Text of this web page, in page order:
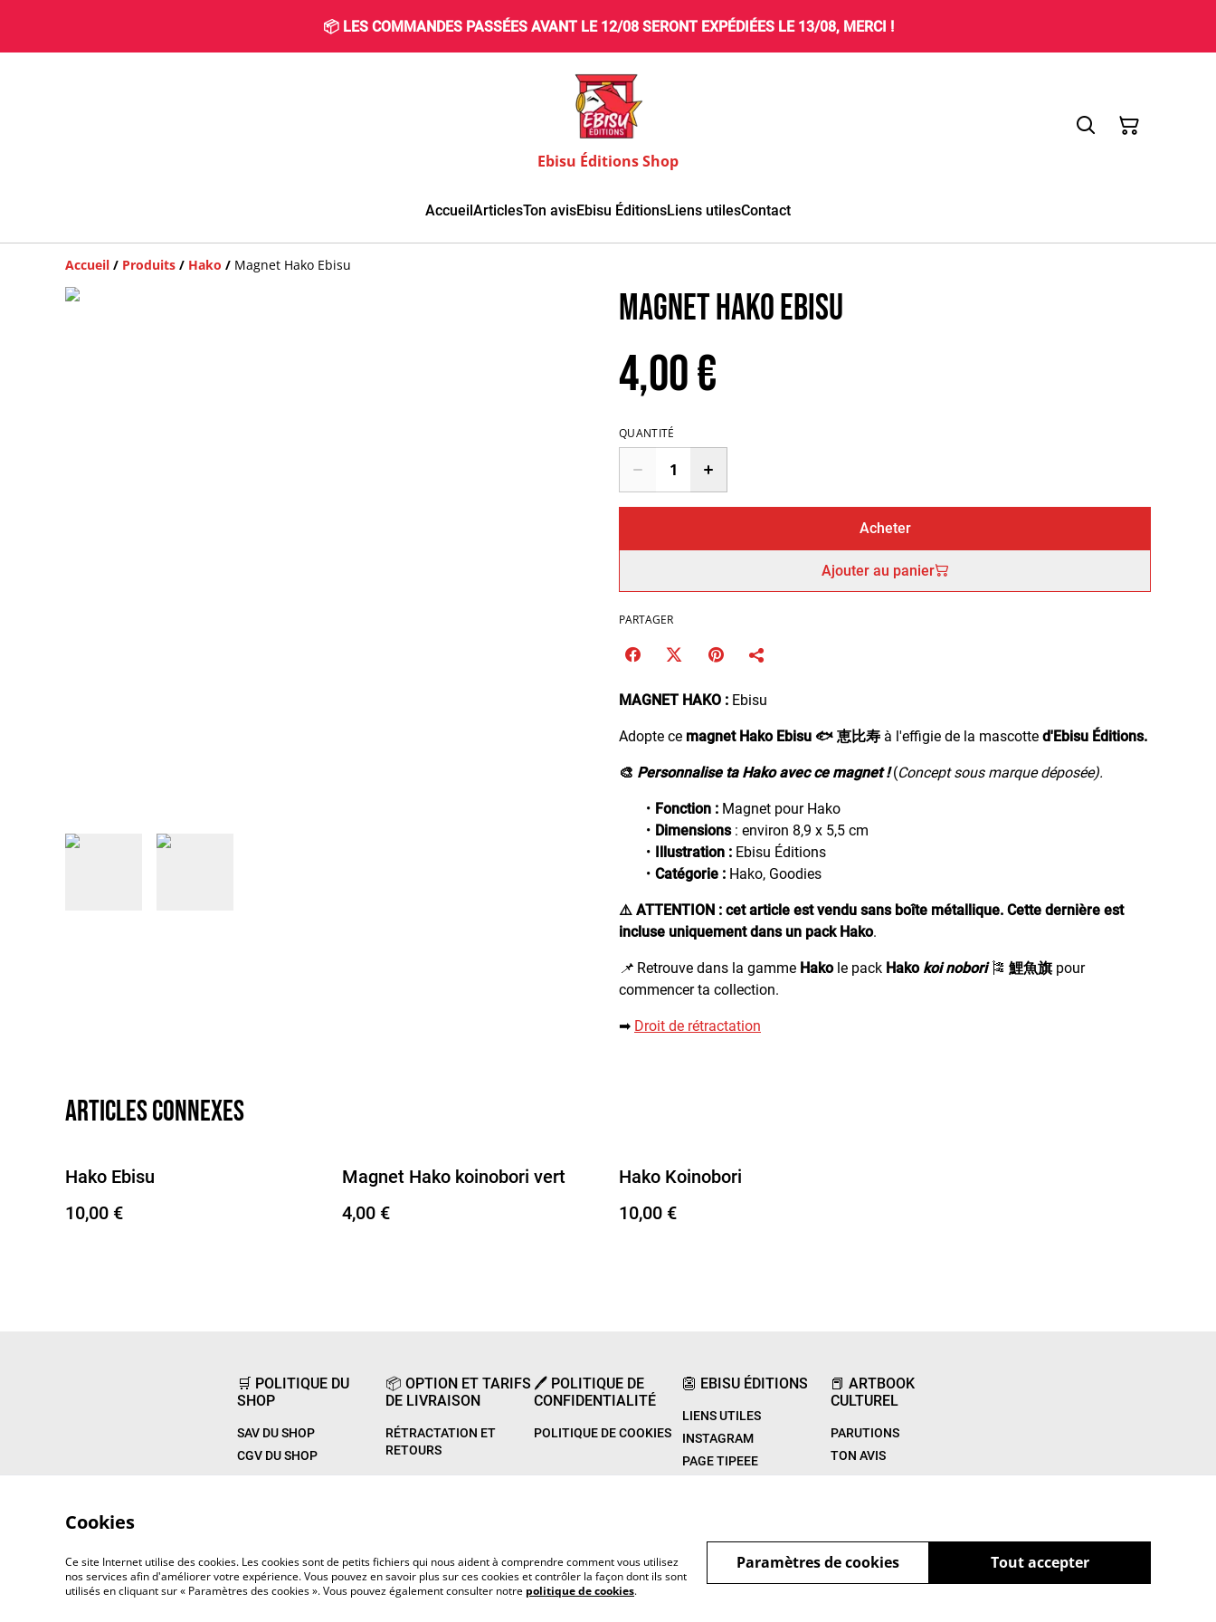
📦 LES COMMANDES PASSÉES AVANT LE 12/08 SERONT EXPÉDIÉES LE 13/08, MERCI !
Ebisu Éditions Shop
AccueilArticlesTon avisEbisu ÉditionsLiens utilesContact
Accueil / Produits / Hako / Magnet Hako Ebisu
Magnet Hako Ebisu
4,00 €
QUANTITÉ
Acheter
Ajouter au panier
PARTAGER
MAGNET HAKO : Ebisu
Adopte ce magnet Hako Ebisu 🐟 恵比寿 à l'effigie de la mascotte d'Ebisu Éditions.
🎨 Personnalise ta Hako avec ce magnet !(Concept sous marque déposée).
Fonction : Magnet pour Hako
Dimensions : environ 8,9 x 5,5 cm
Illustration : Ebisu Éditions
Catégorie : Hako, Goodies
⚠️ ATTENTION : cet article est vendu sans boîte métallique. Cette dernière est
incluse uniquement dans un pack Hako.
📌 Retrouve dans la gamme Hako le pack Hako koi nobori 🎏 鯉魚旗pour
commencer ta collection.
➡︎ Droit de rétractation
Articles connexes
Hako Ebisu
10,00 €
Magnet Hako koinobori vert
4,00 €
Hako Koinobori
10,00 €
🛒 POLITIQUE DU
SHOP
SAV DU SHOP
CGV DU SHOP
📦 OPTION ET TARIFS
DE LIVRAISON
RÉTRACTATION ET
RETOURS
🖊️ POLITIQUE DE
CONFIDENTIALITÉ
POLITIQUE DE COOKIES
👺 EBISU ÉDITIONS
LIENS UTILES
INSTAGRAM
PAGE TIPEEE
📕 ARTBOOK
CULTUREL
PARUTIONS
TON AVIS
©2026 Ebisu Éditions Shop
Cookies
Ce site Internet utilise des cookies. Les cookies sont de petits fichiers qui nous aident à comprendre comment vous utilisez
nos services afin d'améliorer votre expérience. Vous pouvez en savoir plus sur ces cookies et contrôler la façon dont ils sont
utilisés en cliquant sur « Paramètres des cookies ». Vous pouvez également consulter notre politique de cookies.
Tout accepter
Paramètres de cookies